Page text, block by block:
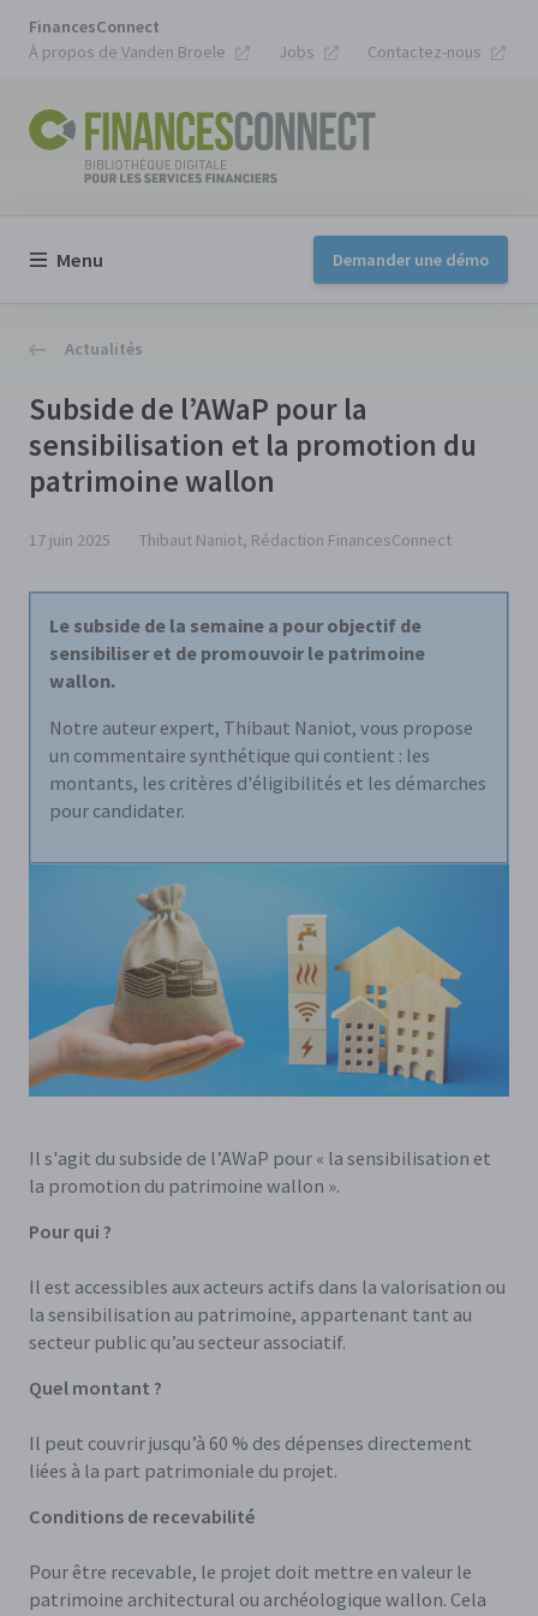
FinancesConnect
À propos de Vanden Broele
Jobs Contactez-nous
Menu Demander une démo
Actualités
Subside de l’AWaP pour la
sensibilisation et la promotion du
patrimoine wallon
17 juin 2025 Thibaut Naniot, Rédaction FinancesConnect
Le subside de la semaine a pour objectif de
sensibiliser et de promouvoir le patrimoine
wallon.
Notre auteur expert, Thibaut Naniot, vous propose
un commentaire synthétique qui contient : les
montants, les critères d'éligibilités et les démarches
pour candidater.
Il s'agit du subside de l’AWaP pour « la sensibilisation et
la promotion du patrimoine wallon ».
Pour qui ?
Il est accessibles aux acteurs actifs dans la valorisation ou
la sensibilisation au patrimoine, appartenant tant au
secteur public qu’au secteur associatif.
Quel montant ?
Il peut couvrir jusqu’à 60 % des dépenses directement
liées à la part patrimoniale du projet.
Conditions de recevabilité
Pour être recevable, le projet doit mettre en valeur le
patrimoine architectural ou archéologique wallon. Cela